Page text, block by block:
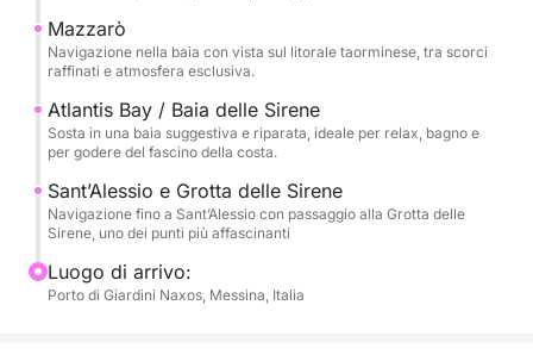
scenografica Grotta delle Sirene, luogo ricco di
fascino e atmosfera. Durante l’escursione sono
del rientro, dopo una giornata completa dedicata
alla scoperta del mare più bello della costa
taorminese.
Mazzarò
Navigazione nella baia con vista sul litorale taorminese, tra scorci
raffinati e atmosfera esclusiva.
Atlantis Bay / Baia delle Sirene
Sosta in una baia suggestiva e riparata, ideale per relax, bagno e
per godere del fascino della costa.
Sant’Alessio e Grotta delle Sirene
Navigazione fino a Sant’Alessio con passaggio alla Grotta delle
Sirene, uno dei punti più affascinanti
Luogo di arrivo:
Porto di Giardini Naxos, Messina, Italia